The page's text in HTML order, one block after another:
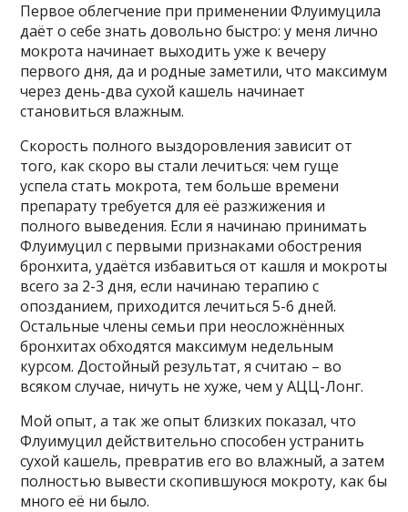
Первое облегчение при применении Флуимуцила
даёт о себе знать довольно быстро: у меня лично
мокрота начинает выходить уже к вечеру
первого дня, да и родные заметили, что максимум
через день-два сухой кашель начинает
становиться влажным.
Скорость полного выздоровления зависит от
того, как скоро вы стали лечиться: чем гуще
успела стать мокрота, тем больше времени
препарату требуется для её разжижения и
полного выведения. Если я начинаю принимать
Флуимуцил с первыми признаками обострения
бронхита, удаётся избавиться от кашля и мокроты
всего за 2-3 дня, если начинаю терапию с
опозданием, приходится лечиться 5-6 дней.
Остальные члены семьи при неосложнённых
бронхитах обходятся максимум недельным
курсом. Достойный результат, я считаю – во
всяком случае, ничуть не хуже, чем у АЦЦ-Лонг.
Мой опыт, а так же опыт близких показал, что
Флуимуцил действительно способен устранить
сухой кашель, превратив его во влажный, а затем
полностью вывести скопившуюся мокроту, как бы
много её ни было.